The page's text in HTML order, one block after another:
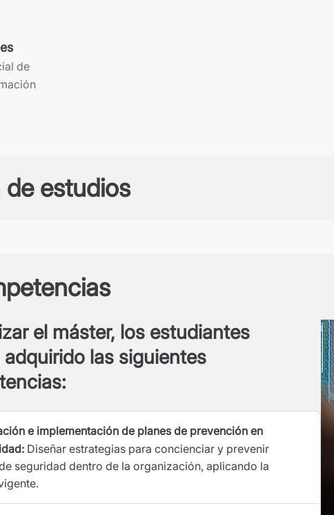
de
de estudios
el máster, los estudiantes
adquirido las siguientes
e implementación de planes de prevención en
Diseñar estrategias para concienciar y prevenir
seguridad dentro de la organización, aplicando la